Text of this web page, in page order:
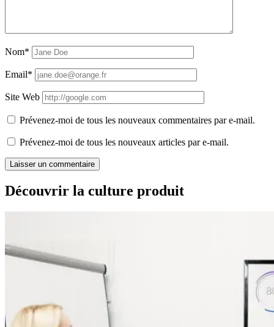
Nom*
Email*
Site Web
Prévenez-moi de tous les nouveaux commentaires par e-mail.
Prévenez-moi de tous les nouveaux articles par e-mail.
Découvrir la culture produit